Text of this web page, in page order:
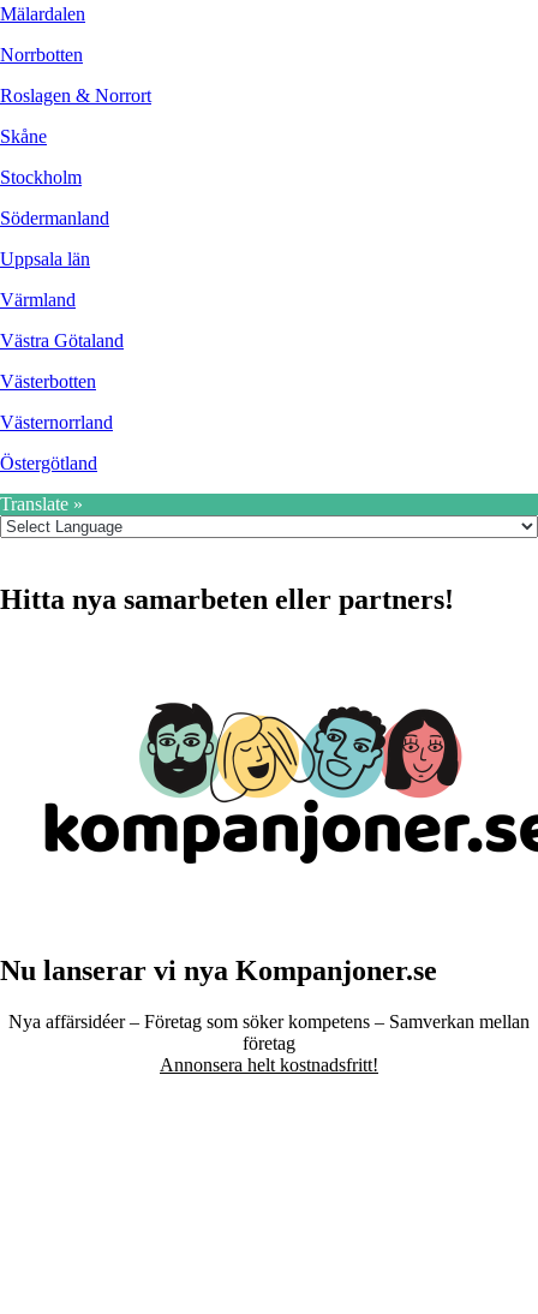
Mälardalen
Norrbotten
Roslagen & Norrort
Skåne
Stockholm
Södermanland
Uppsala län
Värmland
Västra Götaland
Västerbotten
Västernorrland
Östergötland
Translate »
Hitta nya samarbeten eller partners!
Nu lanserar vi nya Kompanjoner.se
Nya affärsidéer – Företag som söker kompetens – Samverkan mellan
företag
Annonsera helt kostnadsfritt!